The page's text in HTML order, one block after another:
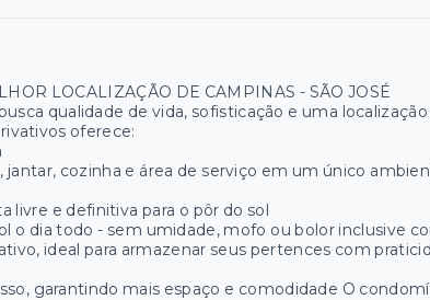
LOCALIZAÇÃO DE CAMPINAS - SÃO JOSÉ
qualidade de vida, sofisticação e uma
oferece:
jantar, cozinha e área de serviço em um único
livre e definitiva para o pôr do sol
o dia todo - sem umidade, mofo ou bolor inclusive
ideal para armazenar seus pertences com
garantindo mais espaço e comodidade O